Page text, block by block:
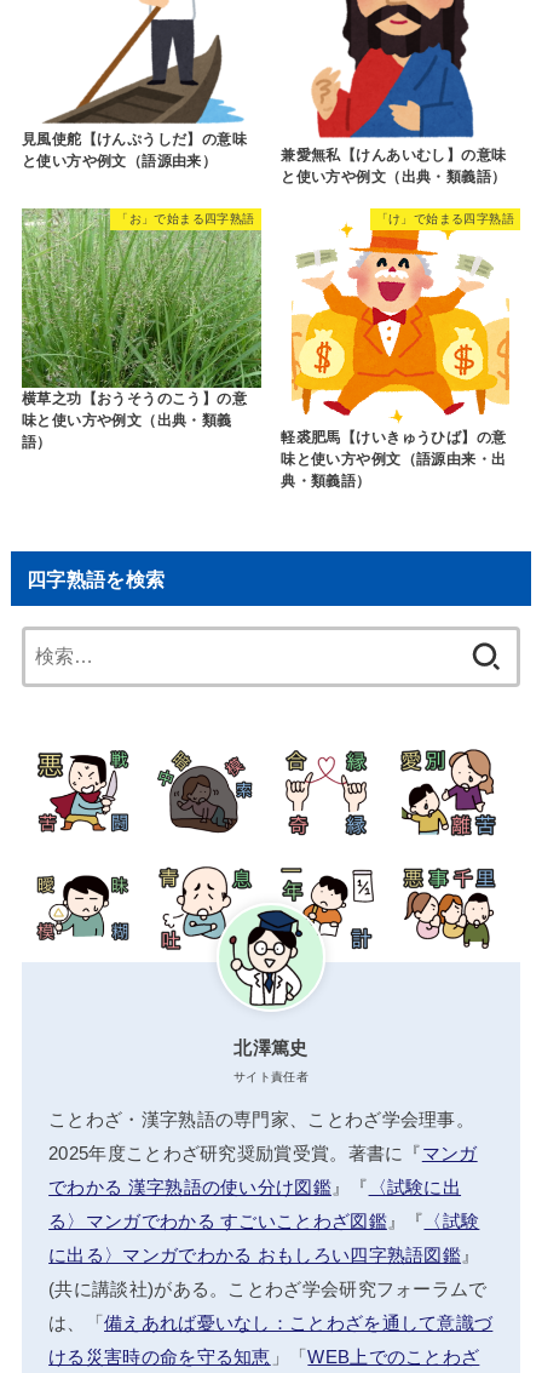
見風使舵【けんぷうしだ】の意味
と使い方や例文（語源由来）
兼愛無私【けんあいむし】の意味
と使い方や例文（出典・類義語）
「お」で始まる四字熟語
横草之功【おうそうのこう】の意
味と使い方や例文（出典・類義
語）
「け」で始まる四字熟語
軽裘肥馬【けいきゅうひば】の意
味と使い方や例文（語源由来・出
典・類義語）
四字熟語を検索
索:
北澤篤史
サイト責任者
ことわざ・漢字熟語の専門家、ことわざ学会理事。
2025年度ことわざ研究奨励賞受賞。著書に『マンガ
でわかる 漢字熟語の使い分け図鑑』『 〈試験に出
る〉マンガでわかる すごいことわざ図鑑』『 〈試験
に出る〉マンガでわかる おもしろい四字熟語図鑑 』
(共に講談社)がある。ことわざ学会研究フォーラムで
は、「備えあれば憂いなし：ことわざを通して意識づ
ける災害時の命を守る知恵 」「WEB上でのことわざ